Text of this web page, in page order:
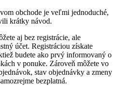
obchode je veľmi jednoduché,
krátky návod.
aj bez registrácie, ale
účet. Registráciou získate
budete ako prvý informovaný o
v ponuke. Zároveň môžete vo
stav objednávky a zmeny
bezplatná.